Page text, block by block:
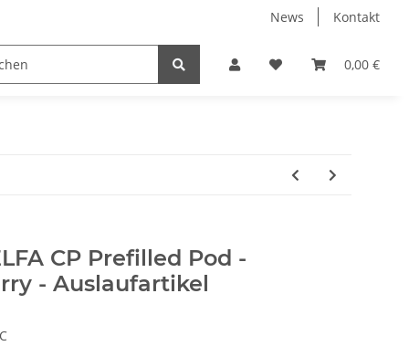
News Kontakt
0,00 €
CP Prefilled Pod -
- Auslaufartikel